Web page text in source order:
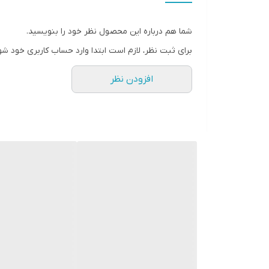
شما هم درباره این محصول نظر خود را بنویسید.
برای ثبت نظر، لازم است ابتدا وارد حساب کاربری خود
افزودن نظر